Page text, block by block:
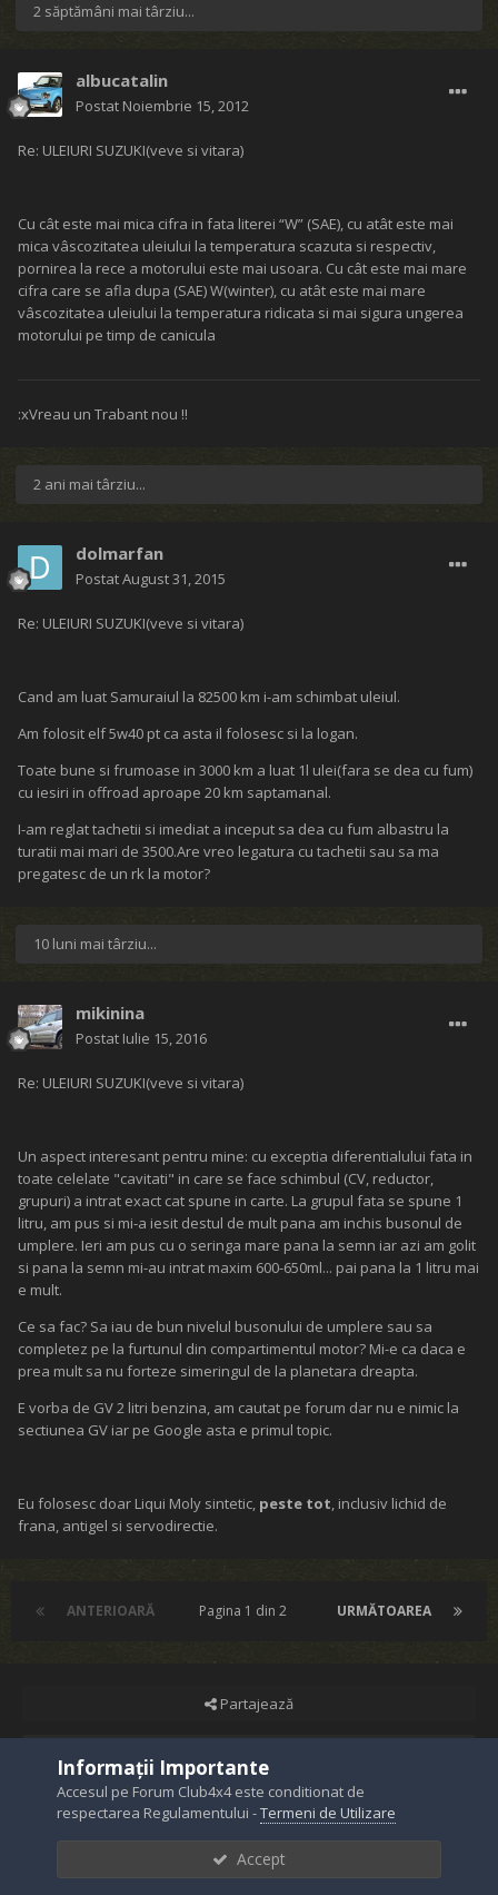
2 săptămâni mai târziu...
albucatalin
Postat Noiembrie 15, 2012
Re: ULEIURI SUZUKI(veve si vitara)
Cu cât este mai mica cifra in fata literei “W” (SAE), cu atât este mai
mica vâscozitatea uleiului la temperatura scazuta si respectiv,
pornirea la rece a motorului este mai usoara. Cu cât este mai mare
cifra care se afla dupa (SAE) W(winter), cu atât este mai mare
vâscozitatea uleiului la temperatura ridicata si mai sigura ungerea
motorului pe timp de canicula
:xVreau un Trabant nou !!
2 ani mai târziu...
dolmarfan
PostatAugust 31, 2015
Re: ULEIURI SUZUKI(veve si vitara)
Cand am luat Samuraiul la 82500 km i-am schimbat uleiul.
Am folosit elf 5w40 pt ca asta il folosesc si la logan.
Toate bune si frumoase in 3000 km a luat 1l ulei(fara se dea cu fum)
cu iesiri in offroad aproape 20 km saptamanal.
I-am reglat tachetii si imediat a inceput sa dea cu fum albastru la
turatii mai mari de 3500.Are vreo legatura cu tachetii sau sa ma
pregatesc de un rk la motor?
10 luni mai târziu...
mikinina
Postat Iulie 15, 2016
Re: ULEIURI SUZUKI(veve si vitara)
Un aspect interesant pentru mine: cu exceptia diferentialului fata in
toate celelate "cavitati" in care se face schimbul (CV, reductor,
grupuri) a intrat exact cat spune in carte. La grupul fata se spune 1
litru, am pus si mi-a iesit destul de mult pana am inchis busonul de
umplere. Ieri am pus cu o seringa mare pana la semn iar azi am golit
si pana la semn mi-au intrat maxim 600-650ml... pai pana la 1 litru mai
e mult.
Ce sa fac? Sa iau de bun nivelul busonului de umplere sau sa
completez pe la furtunul din compartimentul motor? Mi-e ca daca e
prea mult sa nu forteze simeringul de la planetara dreapta.
E vorba de GV 2 litri benzina, am cautat pe forum dar nu e nimic la
sectiunea GV iar pe Google asta e primul topic.
Eu folosesc doar Liqui Moly sintetic, peste tot, inclusiv lichid de
frana, antigel si servodirectie.
ANTERIOARĂ URMĂTOAREA
Pagina 1 din 2
Partajează
Mergi la listare subiecte
Informații Importante
Accesul pe Forum Club4x4 este conditionat de
respectarea Regulamentului -Termeni de Utilizare
Accept